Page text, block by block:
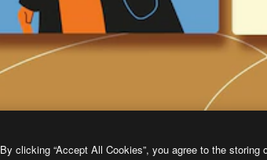
By clicking “Accept All Cookies”, you agree to the